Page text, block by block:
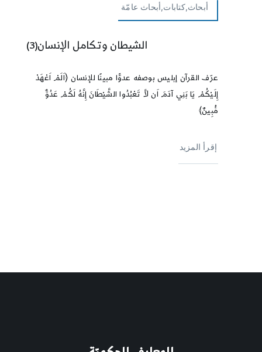
أبحاث,كتابات,أبحاث عامّة
الشيطان وتكامل الإنسان(3)
عرّف القرآن إبليس بوصفه عدوًّا مبينًا للإنسان ﴿اَلَمْ اَعْهَدْ
إِلَيْكُمْ يَا بَنِي آدَمَ اَن لاَّ تَعْبُدُوا الشَّيْطَانَ إِنَّهُ لَكُمْ عَدُوٌّ
مُّبِينٌ﴾
إقرأ المزيد